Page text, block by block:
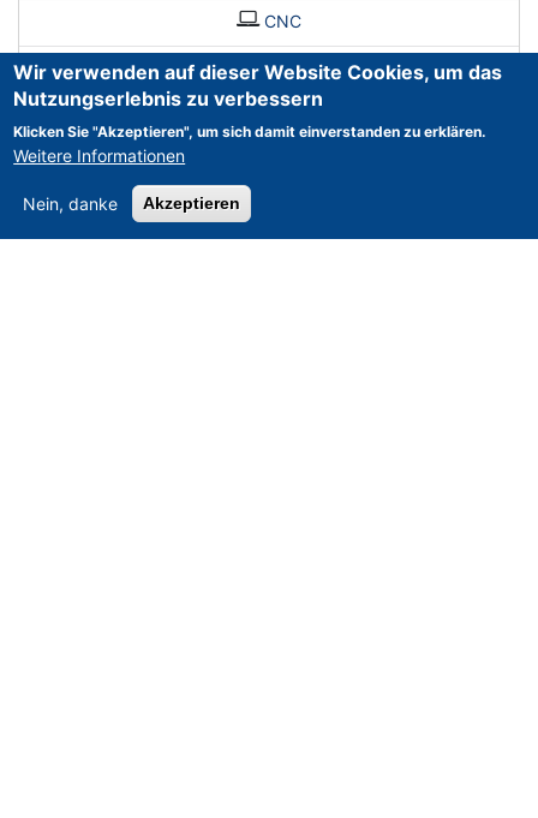
CNC
Wir verwenden auf dieser Website Cookies, um das
Nutzungserlebnis zu verbessern
Klicken Sie "Akzeptieren", um sich damit einverstanden zu erklären.
Weitere Informationen
Nein, danke Akzeptieren